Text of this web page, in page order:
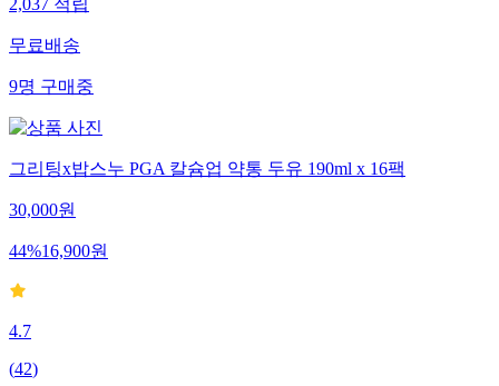
2,037적립
무료배송
9명구매중
그리팅x밥스누 PGA 칼슘업 약통 두유 190ml x 16팩
30,000원
44%16,900원
4.7
(42)